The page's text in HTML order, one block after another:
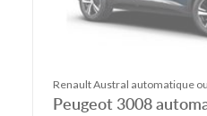
Renault Austral automatique
Peugeot 3008